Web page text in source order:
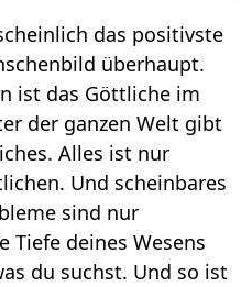
das positivste
überhaupt.
ist das Göttliche im
der ganzen Welt gibt
Alles ist nur
Und scheinbares
sind nur
Tiefe deines Wesens
du suchst. Und so ist